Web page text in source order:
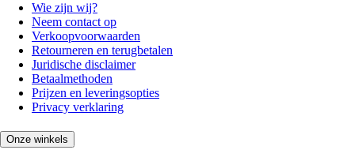
Wie zijn wij?
Neem contact op
Verkoopvoorwaarden
Retourneren en terugbetalen
Juridische disclaimer
Betaalmethoden
Prijzen en leveringsopties
Privacy verklaring
Onze winkels